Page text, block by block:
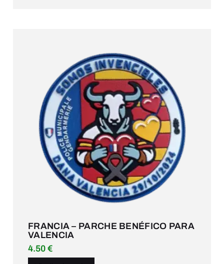
FRANCIA – PARCHE BENÉFICO PARA
VALENCIA
4.50 €